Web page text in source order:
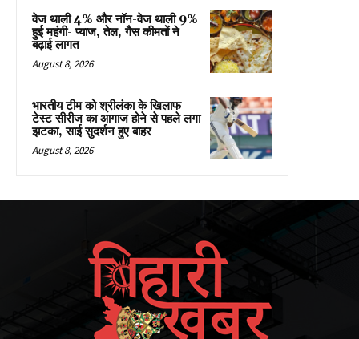
वेज थाली 4% और नॉन-वेज थाली 9%
हुई महंगी- प्याज, तेल, गैस कीमतों ने
बढ़ाई लागत
August 8, 2026
भारतीय टीम को श्रीलंका के खिलाफ
टेस्ट सीरीज का आगाज होने से पहले लगा
झटका, साई सुदर्शन हुए बाहर
August 8, 2026